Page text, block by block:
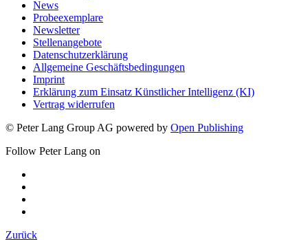
News
Probeexemplare
Newsletter
Stellenangebote
Datenschutzerklärung
Allgemeine Geschäftsbedingungen
Imprint
Erklärung zum Einsatz Künstlicher Intelligenz (KI)
Vertrag widerrufen
© Peter Lang Group AG powered by Open Publishing
Follow Peter Lang on
Zurück